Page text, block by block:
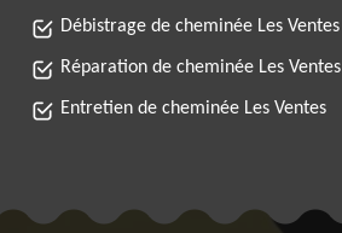
Débistrage de cheminée Les Ventes
Réparation de cheminée Les Ventes
Entretien de cheminée Les Ventes